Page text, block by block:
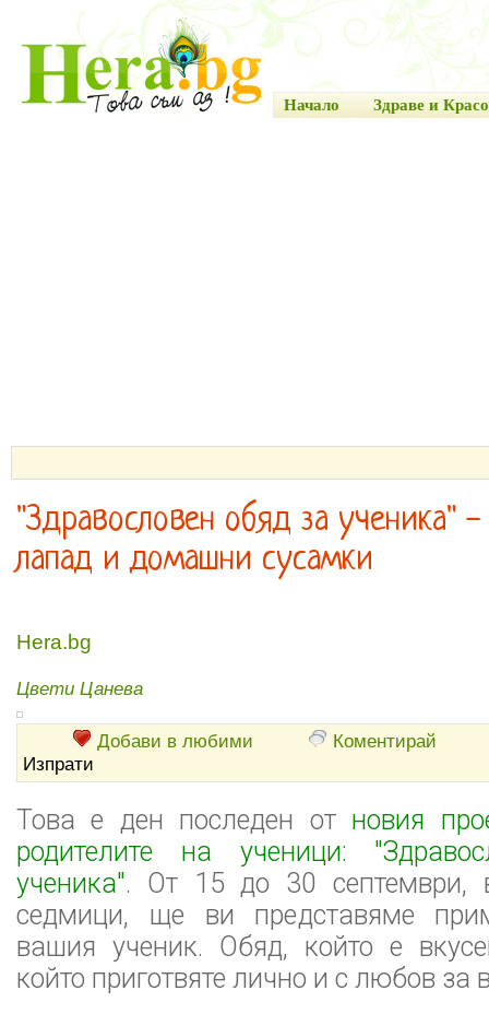
Начало Здраве и
"Здравословен обяд за ученика" -
лапад и домашни сусамки
Hera.bg
Цвети Цанева
Добави в любими
Коментирай
Изпрати
Това е ден последен от новия
родителите на ученици:
ученика". От 15 до 30 септември,
седмици, ще ви представяме
вашия ученик. Обяд, който е
който приготвяте лично и с любов за